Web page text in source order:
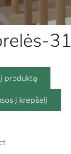
31
produktą